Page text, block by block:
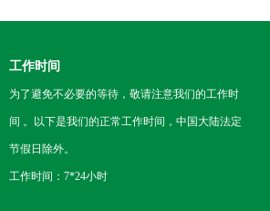
工作时间
为了避免不必要的等待，敬请注意我们的工作时
间 。以下是我们的正常工作时间，中国大陆法定
节假日除外。
工作时间：7*24小时